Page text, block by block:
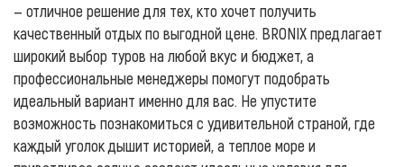
— отличное решение для тех, кто хочет получить
качественный отдых по выгодной цене. BRONIX предлагает
широкий выбор туров на любой вкус и бюджет, а
профессиональные менеджеры помогут подобрать
идеальный вариант именно для вас. Не упустите
возможность познакомиться с удивительной страной, где
каждый уголок дышит историей, а теплое море и